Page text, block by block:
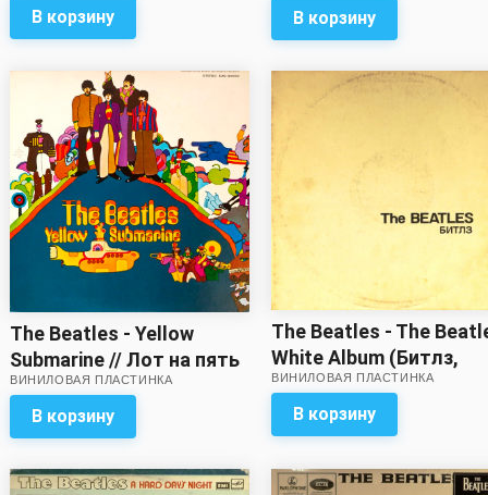
В корзину В корзину
The Beatles - Yellow
Submarine // Лот на пять
с минусом! Вкладка с
разворотом – в
комплекте!
ВИНИЛОВАЯ ПЛАСТИНКА
В корзину
The Beatles - The
White Album (Битлз,
Белый альбом) (2 LP)
(отличный звук, очень
легкая "волна" на
ВИНИЛОВАЯ ПЛАСТИНКА
В корзину